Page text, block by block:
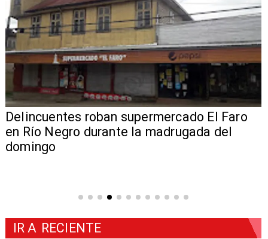
Delincuentes roban supermercado El Faro
en Río Negro durante la madrugada del
domingo
IR A RECIENTE